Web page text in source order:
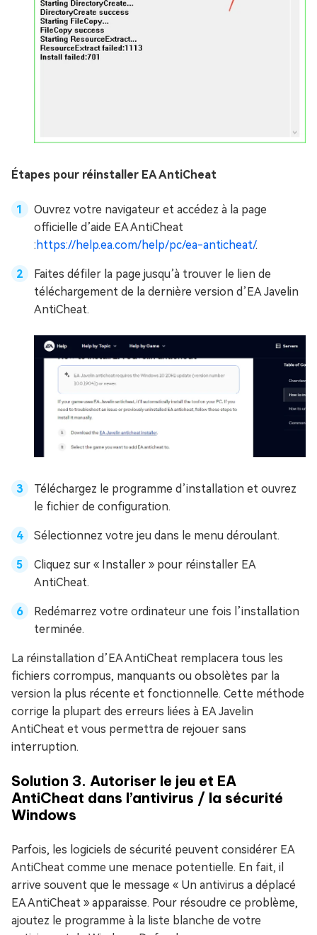
Étapes pour réinstaller EA AntiCheat
Ouvrez votre navigateur et accédez à la page
officielle d’aide EA AntiCheat
: https://help.ea.com/help/pc/ea-anticheat/.
Faites défiler la page jusqu’à trouver le lien de
téléchargement de la dernière version d’EA Javelin
AntiCheat.
Téléchargez le programme d’installation et ouvrez
le fichier de configuration.
Sélectionnez votre jeu dans le menu déroulant.
Cliquez sur « Installer » pour réinstaller EA
AntiCheat.
Redémarrez votre ordinateur une fois l’installation
terminée.
La réinstallation d’EA AntiCheat remplacera tous les
fichiers corrompus, manquants ou obsolètes par la
version la plus récente et fonctionnelle. Cette méthode
corrige la plupart des erreurs liées à EA Javelin
AntiCheat et vous permettra de rejouer sans
interruption.
Solution 3. Autoriser le jeu et EA
AntiCheat dans l’antivirus / la sécurité
Windows
Parfois, les logiciels de sécurité peuvent considérer EA
AntiCheat comme une menace potentielle. En fait, il
arrive souvent que le message « Un antivirus a déplacé
EA AntiCheat » apparaisse. Pour résoudre ce problème,
ajoutez le programme à la liste blanche de votre